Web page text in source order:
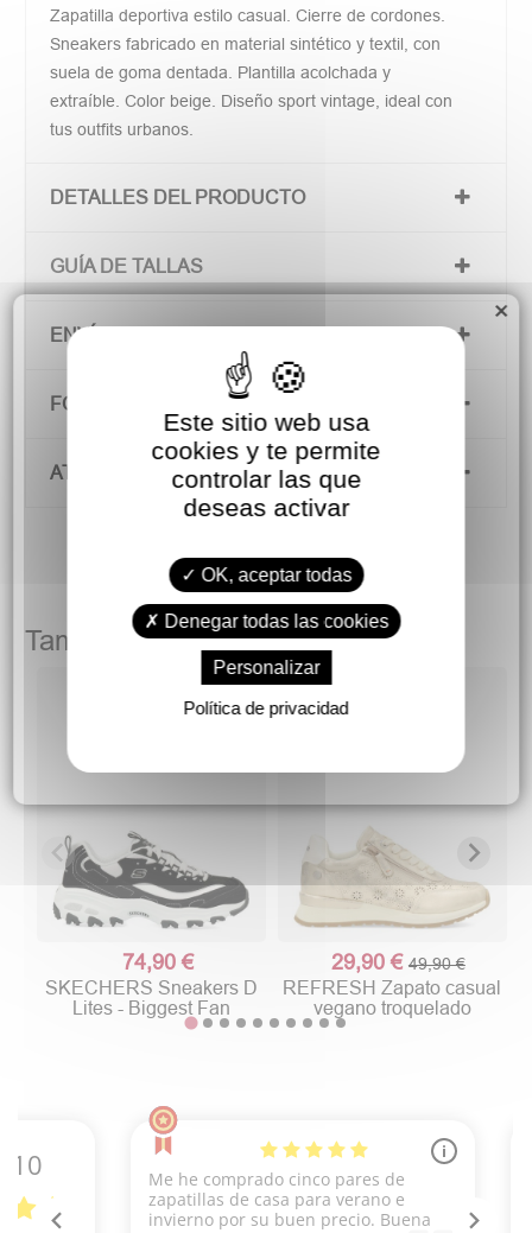
Zapatilla deportiva estilo casual. Cierre de cordones.
Sneakers fabricado en material sintético y textil, con
suela de goma dentada. Plantilla acolchada y
extraíble. Color beige. Diseño sport vintage, ideal con
tus outfits urbanos.
DETALLES DEL PRODUCTO
GUÍA DE TALLAS
ENVÍOS Y DEVOLUCIONES
FORMAS DE PAGO
ATENCIÓN AL CLIENTE
También podría gustarte
74,90 €
SKECHERS Sneakers D
Lites - Biggest Fan
29,90 € 49,90 €
REFRESH Zapato casual
vegano troquelado
×
Este sitio web usa
cookies y te permite
controlar las que
deseas activar
OK, aceptar todas
Denegar todas las cookies
Personalizar
Política de privacidad